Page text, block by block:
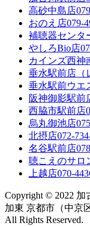
高砂中島店
おのえ店079-
補聴器センタ
やしろBio店
カインズ西神
垂水駅前店（
垂水駅前ウエ
阪神御影駅前
西脇市駅前店
烏丸御池店
北摂店072-
名谷駅前店
聴こえのサロ
上越店070-
Copyright © 2022
加東 京都市（中京
All Rights Reserved.